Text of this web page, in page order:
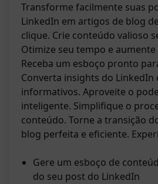
Transforme facilmente suas
LinkedIn em artigos de blog
clique. Crie conteúdo valioso
Otimize seu tempo e
Receba um esboço pronto
Converta insights do LinkedIn
informativos. Aproveite o
inteligente. Simplifique o
conteúdo. Torne a transição
blog perfeita e eficiente.
Gere um esboço de
do seu post do LinkedIn